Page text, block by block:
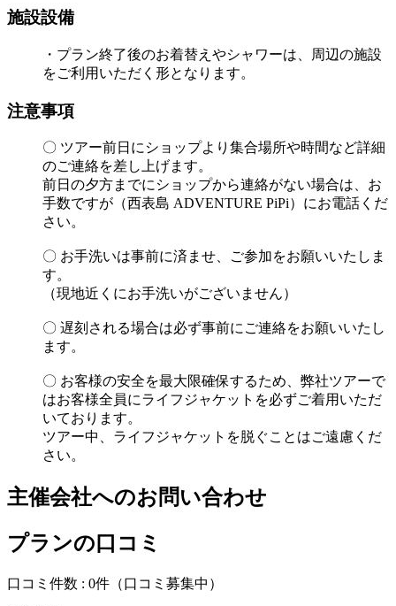
施設設備
・プラン終了後のお着替えやシャワーは、周辺の施設
をご利用いただく形となります。
注意事項
〇 ツアー前日にショップより集合場所や時間など詳細
のご連絡を差し上げます。
前日の夕方までにショップから連絡がない場合は、お
手数ですが（西表島 ADVENTURE PiPi）にお電話くだ
さい。
〇 お手洗いは事前に済ませ、ご参加をお願いいたしま
す。
（現地近くにお手洗いがございません）
〇 遅刻される場合は必ず事前にご連絡をお願いいたし
ます。
〇 お客様の安全を最大限確保するため、弊社ツアーで
はお客様全員にライフジャケットを必ずご着用いただ
いております。
ツアー中、ライフジャケットを脱ぐことはご遠慮くだ
さい。
主催会社へのお問い合わせ
プランの口コミ
口コミ件数 : 0件 （口コミ募集中）